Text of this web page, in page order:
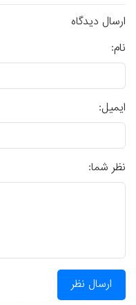
ارسال دیدگاه
نام:
ایمیل:
نظر شما:
ارسال نظر